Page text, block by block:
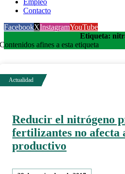
Empleo
Contacto
FacebookXInstagramYouTube
Etiqueta:
Contenidos afines a esta etiqueta
Reducir el nitrógeno
fertilizantes no afecta
productivo